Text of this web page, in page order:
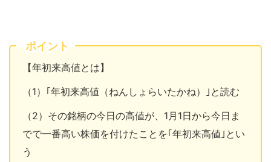
ポイント
【年初来高値とは】
（1）｢年初来高値（ねんしょらいたかね）｣と読む
（2）その銘柄の今日の高値が、1月1日から今日ま
でで一番高い株価を付けたことを｢年初来高値｣とい
う